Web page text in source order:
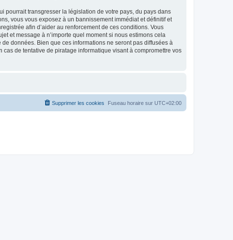
pourrait transgresser la législation de votre pays, du pays dans
vous vous exposez à un bannissement immédiat et définitif et
afin d’aider au renforcement de ces conditions. Vous
et message à n’importe quel moment si nous estimons cela
données. Bien que ces informations ne seront pas diffusées à
de tentative de piratage informatique visant à compromettre vos
Fuseau horaire sur UTC+02:00
Supprimer les cookies